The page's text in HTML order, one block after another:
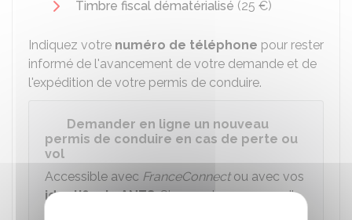
Timbre fiscal dématérialisé (25 €)
Indiquez votre numéro de téléphone pour rester
informé de l'avancement de votre demande et de
l'expédition de votre permis de conduire.
Demander en ligne un nouveau
permis de conduire en cas de perte ou
vol
Accessible avec FranceConnectou avec vos
identifiantsANTS. Si vous n'en avez pas, il